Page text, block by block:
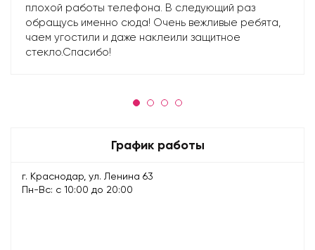
плохой работы телефона. В следующий раз
обращусь именно сюда! Очень вежливые ребята,
чаем угостили и даже наклеили защитное
стекло.Спасибо!
График работы
г. Краснодар, ул. Ленина 63
Пн-Вс: с 10:00 до 20:00